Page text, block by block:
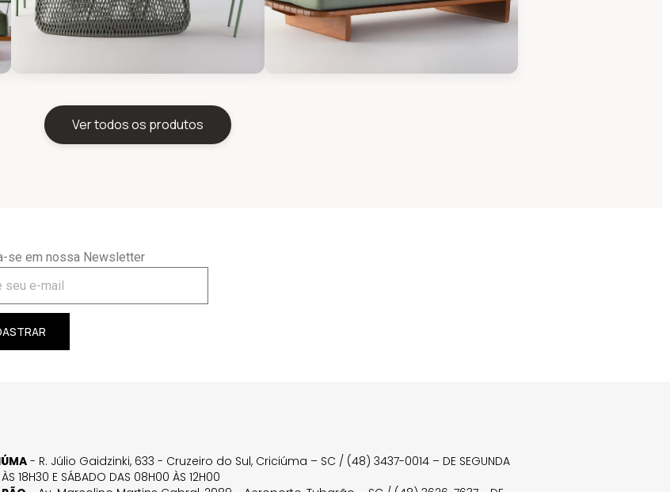
Ver todos os produtos
se em nossa Newsletter
- R. Júlio Gaidzinki, 633 - Cruzeiro do Sul, Criciúma – SC / (48) 3437-0014 – DE SEGUNDA
18H30 E SÁBADO DAS 08H00 ÀS 12H00